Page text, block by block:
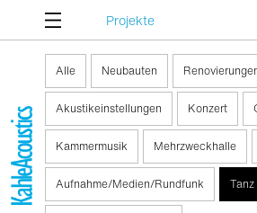
Projekte
Alle Neubauten
Akustikeinstellungen Konzert
Kammermusik Mehrzweckhalle
Aufnahme/Medien/Rundfunk Tanz